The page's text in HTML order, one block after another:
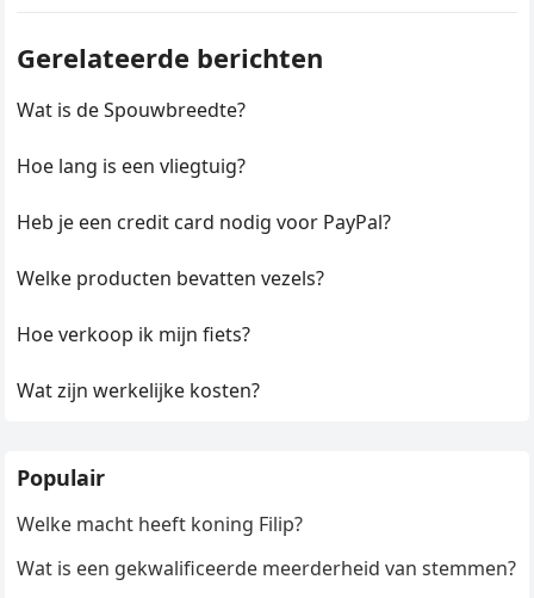
Gerelateerde berichten
Wat is de Spouwbreedte?
Hoe lang is een vliegtuig?
Heb je een credit card nodig voor PayPal?
Welke producten bevatten vezels?
Hoe verkoop ik mijn fiets?
Wat zijn werkelijke kosten?
Populair
Welke macht heeft koning Filip?
Wat is een gekwalificeerde meerderheid van stemmen?